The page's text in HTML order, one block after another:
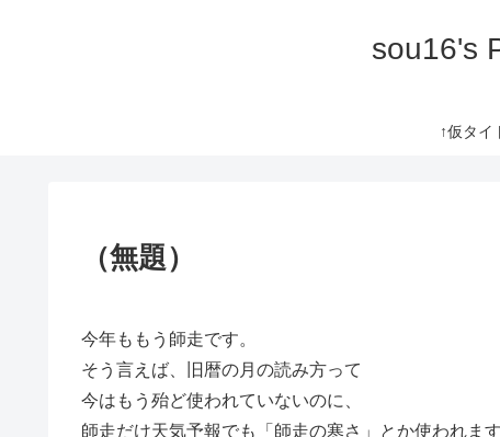
sou16's
↑仮タイ
（無題）
今年ももう師走です。
そう言えば、旧暦の月の読み方って
今はもう殆ど使われていないのに、
師走だけ天気予報でも「師走の寒さ」とか使われます